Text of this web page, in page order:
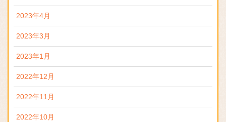
2023年4月
2023年3月
2023年1月
2022年12月
2022年11月
2022年10月